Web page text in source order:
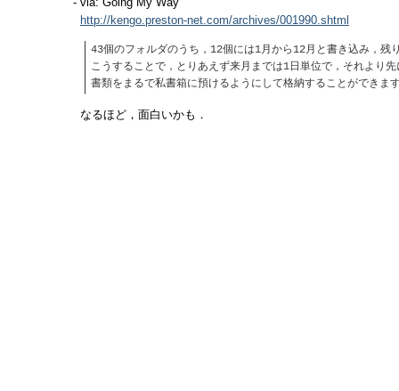
http://kengo.preston-net.com/archives/001990.shtml
43個のフォルダのうち，12個には1月から12月と書き込み，
こうすることで，とりあえず来月までは1日単位で，それより
書類をまるで私書箱に預けるようにして格納することができま
なるほど，面白いかも．